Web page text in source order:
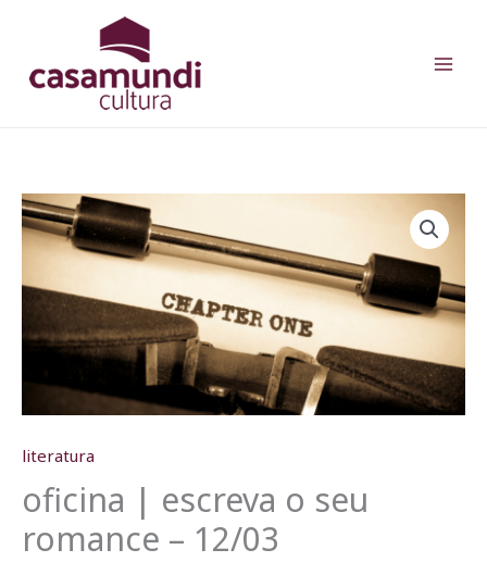
conteúdo
literatura
oficina | escreva o seu
romance – 12/03